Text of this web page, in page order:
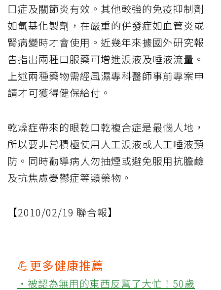
口症及關節炎有效。其他較強的免疫抑制劑
如氫基化製劑，在嚴重的併發症如血管炎或
腎病變時才會使用。近幾年來據國外研究報
告指出兩種口服藥可增進淚液及唾液流量。
上述兩種藥物需經風濕專科醫師事前專案申
請才可獲得健保給付。
乾燥症帶來的眼乾口乾複合症是最惱人地，
所以要非常積極使用人工淚液或人工唾液預
防。同時勸導病人勿抽煙或避免服用抗膽鹼
及抗焦慮憂鬱症等類藥物。
【2010/02/19 聯合報】
💪更多健康推薦
‧被認為無用的東西反幫了大忙！50歲